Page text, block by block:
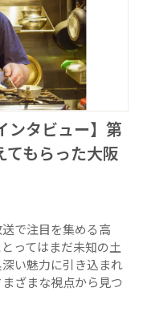
ンタビュー】第
もらった大阪
で注目を集める高
ってはまだ未知の土
い魅力に引き込まれ
ざまな視点から見つ